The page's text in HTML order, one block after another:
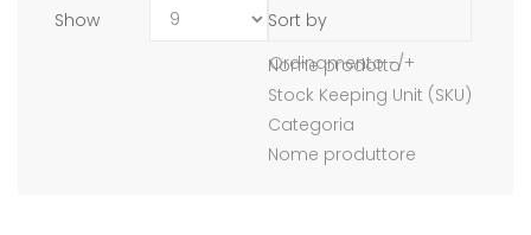
Show
Sort by
Ordinamento -/+
Nome prodotto
Stock Keeping Unit (SKU)
Categoria
Nome produttore